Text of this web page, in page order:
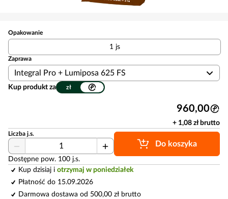
Opakowanie
1 js
Zaprawa
Integral Pro + Lumiposa 625 FS
Kup produkt za zł
960,00
+ 1,08 zł brutto
Liczba j.s.
Dostępne pow. 100 j.s.
Do koszyka
Kup dzisiaj i otrzymaj w poniedziałek
Płatność do 15.09.2026
Darmowa dostawa od 500,00 zł brutto